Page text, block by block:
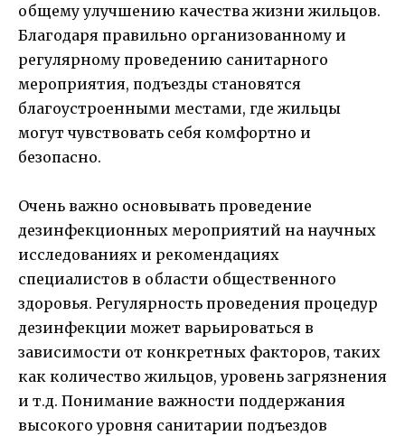
общему улучшению качества жизни жильцов.
Благодаря правильно организованному и
регулярному проведению санитарного
мероприятия, подъезды становятся
благоустроенными местами, где жильцы
могут чувствовать себя комфортно и
безопасно.
Очень важно основывать проведение
дезинфекционных мероприятий на научных
исследованиях и рекомендациях
специалистов в области общественного
здоровья. Регулярность проведения процедур
дезинфекции может варьироваться в
зависимости от конкретных факторов, таких
как количество жильцов, уровень загрязнения
и т.д. Понимание важности поддержания
высокого уровня санитарии подъездов